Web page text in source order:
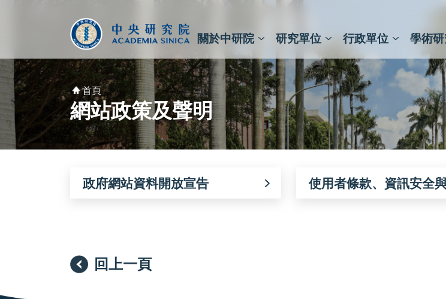
關於中研院 研究單位 行政單位 學術
首頁
網站政策及聲明
政府網站資料開放宣告
使用者條款、資訊安全
回上一頁